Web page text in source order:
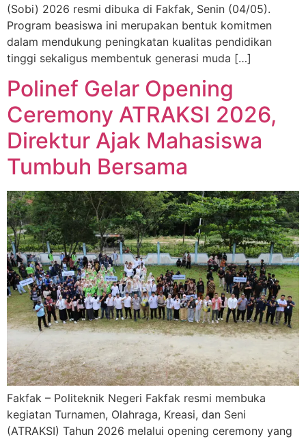
(Sobi) 2026 resmi dibuka di Fakfak, Senin (04/05).
Program beasiswa ini merupakan bentuk komitmen
dalam mendukung peningkatan kualitas pendidikan
tinggi sekaligus membentuk generasi muda […]
Polinef Gelar Opening
Ceremony ATRAKSI 2026,
Direktur Ajak Mahasiswa
Tumbuh Bersama
Fakfak – Politeknik Negeri Fakfak resmi membuka
kegiatan Turnamen, Olahraga, Kreasi, dan Seni
(ATRAKSI) Tahun 2026 melalui opening ceremony yang